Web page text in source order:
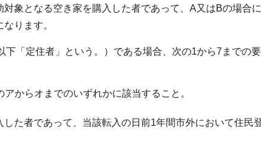
象となる空き家を購入した者であって、A又はBの場合
ります。
下「定住者」という。）である場合、次の1から7までの
からオまでのいずれかに該当すること。
た者であって、当該転入の日前1年間市外において住民